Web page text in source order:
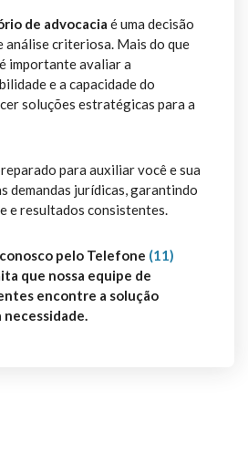
de advocacia é uma decisão
análise criteriosa. Mais do que
importante avaliar a
e a capacidade do
soluções estratégicas para a
para auxiliar você e sua
demandas jurídicas, garantindo
e resultados consistentes.
pelo Telefone (11)
que nossa equipe de
encontre a solução
necessidade.